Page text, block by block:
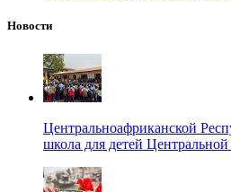
Новости
Центральноафриканской
школа для детей